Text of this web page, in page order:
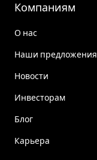
Компаниям
О нас
Наши предложения
Новости
Инвесторам
Блог
Карьера